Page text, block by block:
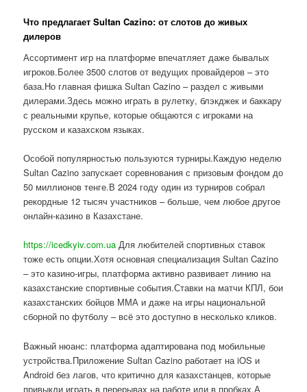
Что предлагает Sultan Cazino: от слотов до живых
дилеров
Ассортимент игр на платформе впечатляет даже бывалых
игроков.Более 3500 слотов от ведущих провайдеров – это
база.Но главная фишка Sultan Cazino – раздел с живыми
дилерами.Здесь можно играть в рулетку, блэкджек и баккару
с реальными крупье, которые общаются с игроками на
русском и казахском языках.
Особой популярностью пользуются турниры.Каждую неделю
Sultan Cazino запускает соревнования с призовым фондом до
50 миллионов тенге.В 2024 году один из турниров собрал
рекордные 12 тысяч участников – больше, чем любое другое
онлайн-казино в Казахстане.
https://icedkyiv.com.ua Для любителей спортивных ставок
тоже есть опции.Хотя основная специализация Sultan Cazino
– это казино-игры, платформа активно развивает линию на
казахстанские спортивные события.Ставки на матчи КПЛ, бои
казахстанских бойцов ММА и даже на игры национальной
сборной по футболу – всё это доступно в несколько кликов.
Важный нюанс: платформа адаптирована под мобильные
устройства.Приложение Sultan Cazino работает на iOS и
Android без лагов, что критично для казахстанцев, которые
привыкли играть в перерывах на работе или в пробках.А